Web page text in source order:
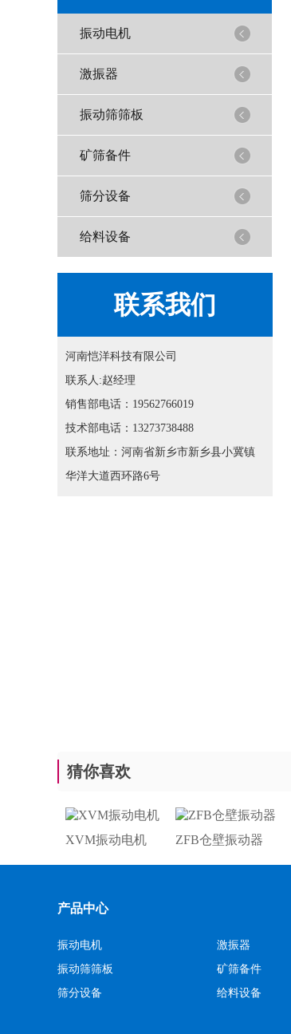
振动电机
激振器
振动筛筛板
矿筛备件
筛分设备
给料设备
联系我们
河南恺洋科技有限公司
联系人:赵经理
销售部电话：19562766019
技术部电话：13273738488
联系地址：河南省新乡市新乡县小冀镇
华洋大道西环路6号
猜你喜欢
XVM振动电机 ZFB仓壁振动器
产品中心
振动电机
激振器
振动筛筛板
矿筛备件
筛分设备
给料设备